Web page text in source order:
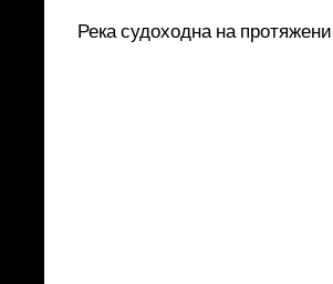
Река судоходна на